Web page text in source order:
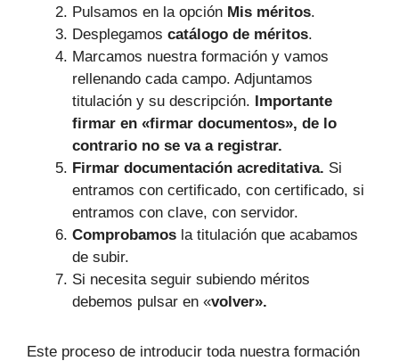
Pulsamos en la opción Mis méritos.
Desplegamos catálogo de méritos.
Marcamos nuestra formación y vamos
rellenando cada campo. Adjuntamos
titulación y su descripción.
Importante
firmar en «firmar documentos», de lo
contrario no se va a registrar.
Firmar documentación acreditativa. Si
entramos con certificado, con certificado, si
entramos con clave, con servidor.
Comprobamos la titulación que acabamos
de subir.
Si necesita seguir subiendo méritos
debemos pulsar en «volver».
Este proceso de introducir toda nuestra formación